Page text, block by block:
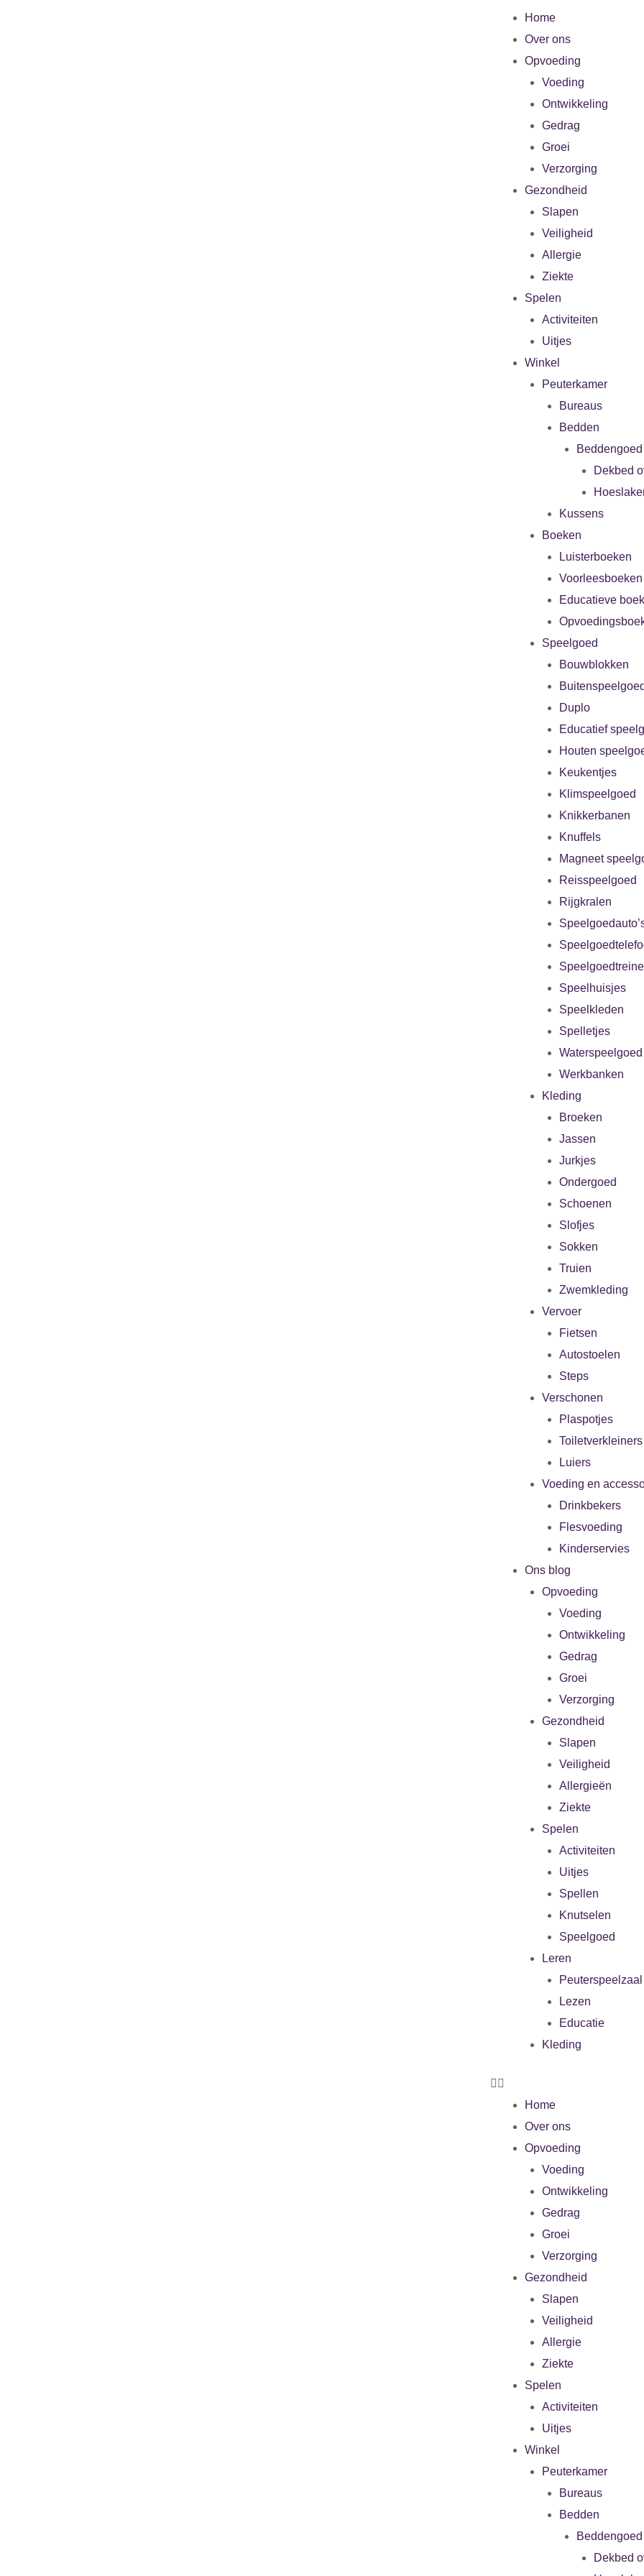
Home
Over ons
Opvoeding
Voeding
Ontwikkeling
Gedrag
Groei
Verzorging
Gezondheid
Slapen
Veiligheid
Allergie
Ziekte
Spelen
Activiteiten
Uitjes
Winkel
Peuterkamer
Bureaus
Bedden
Beddengoed
Dekbed
Kussens
Boeken
Luisterboeken
Voorleesboeken
Educatieve
Speelgoed
Bouwblokken
Duplo
Educatief
Houten
Keukentjes
Klimspeelgoed
Knikkerbanen
Knuffels
Magneet
Reisspeelgoed
Rijgkralen
Speelhuisjes
Speelkleden
Spelletjes
Waterspeelgoed
Werkbanken
Kleding
Broeken
Jassen
Jurkjes
Ondergoed
Schoenen
Slofjes
Sokken
Truien
Zwemkleding
Vervoer
Fietsen
Autostoelen
Steps
Verschonen
Plaspotjes
Toiletverkleiners
Luiers
Voeding en
Drinkbekers
Flesvoeding
Kinderservies
Ons blog
Opvoeding
Voeding
Ontwikkeling
Gedrag
Groei
Verzorging
Gezondheid
Slapen
Veiligheid
Allergieën
Ziekte
Spelen
Activiteiten
Uitjes
Spellen
Knutselen
Speelgoed
Leren
Peuterspeelzaal
Lezen
Educatie
Kleding
Home
Over ons
Opvoeding
Voeding
Ontwikkeling
Gedrag
Groei
Verzorging
Gezondheid
Slapen
Veiligheid
Allergie
Ziekte
Spelen
Activiteiten
Uitjes
Winkel
Peuterkamer
Bureaus
Bedden
Beddengoed
Dekbed